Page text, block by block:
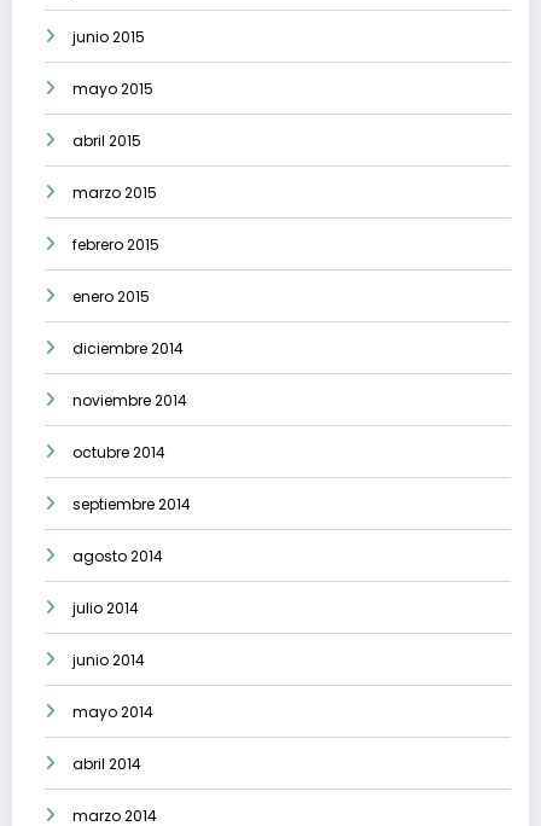
junio 2015
mayo 2015
abril 2015
marzo 2015
febrero 2015
enero 2015
diciembre 2014
noviembre 2014
octubre 2014
septiembre 2014
agosto 2014
julio 2014
junio 2014
mayo 2014
abril 2014
marzo 2014